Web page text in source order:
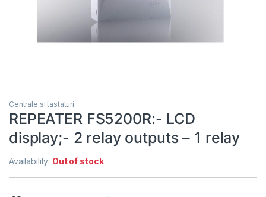
Centrale si tastaturi
REPEATER FS5200R:- LCD
display;- 2 relay outputs – 1 relay
Availability: Out of stock